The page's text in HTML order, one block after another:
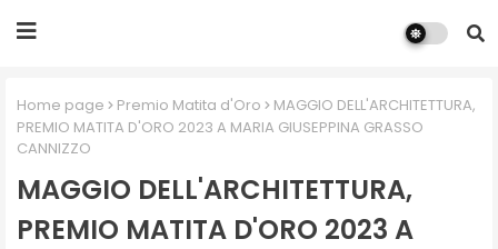
Home page Premio Matita d'Oro
MAGGIO DELL'ARCHITETTURA,
PREMIO MATITA D'ORO 2023 A MARIA GIUSEPPINA GRASSO
CANNIZZO
MAGGIO DELL'ARCHITETTURA,
PREMIO MATITA D'ORO 2023 A